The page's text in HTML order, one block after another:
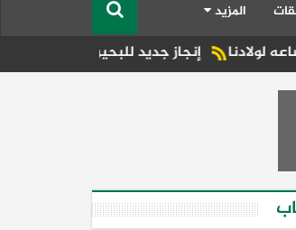
المزيد
إنجاز جديد للبحيرة.. شبراخيت وبدر ضمن أفضل 10 وحدات محلية على مستوى الجمهورية بجائزة مصر للتميز